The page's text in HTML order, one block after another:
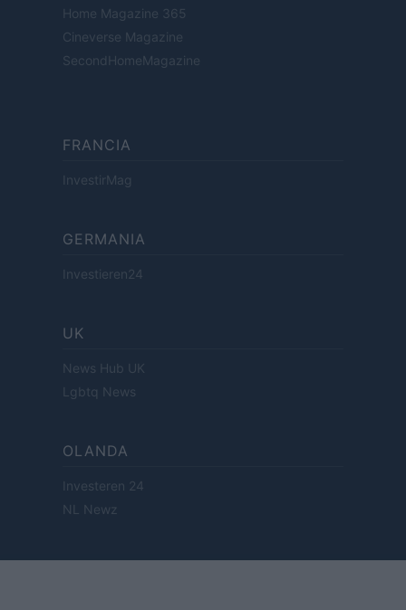
Home Magazine 365
Cineverse Magazine
SecondHomeMagazine
FRANCIA
InvestirMag
GERMANIA
Investieren24
UK
News Hub UK
Lgbtq News
OLANDA
Investeren 24
NL Newz